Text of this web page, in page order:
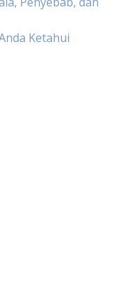
Ketahui